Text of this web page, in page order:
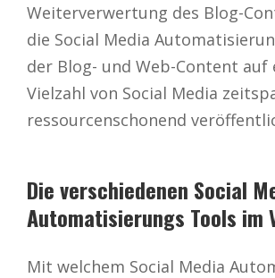
Weiterverwertung des Blog-
die Social Media
der Blog- und Web-Content auf
Vielzahl von Social Media
ressourcenschonend
Die verschiedenen Social
Automatisierungs Tools im
Mit welchem Social Media